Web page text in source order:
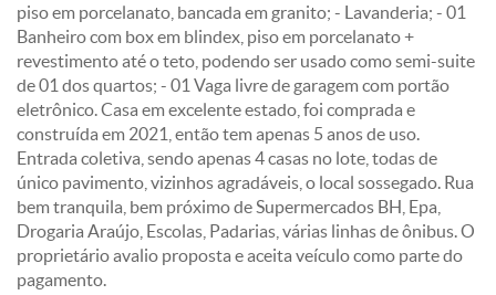
piso em porcelanato, bancada em granito; - Lavanderia; - 01
Banheiro com box em blindex, piso em porcelanato +
revestimento até o teto, podendo ser usado como semi-suite
de 01 dos quartos; - 01 Vaga livre de garagem com portão
eletrônico. Casa em excelente estado, foi comprada e
construída em 2021, então tem apenas 5 anos de uso.
Entrada coletiva, sendo apenas 4 casas no lote, todas de
único pavimento, vizinhos agradáveis, o local sossegado. Rua
bem tranquila, bem próximo de Supermercados BH, Epa,
Drogaria Araújo, Escolas, Padarias, várias linhas de ônibus. O
proprietário avalio proposta e aceita veículo como parte do
pagamento.